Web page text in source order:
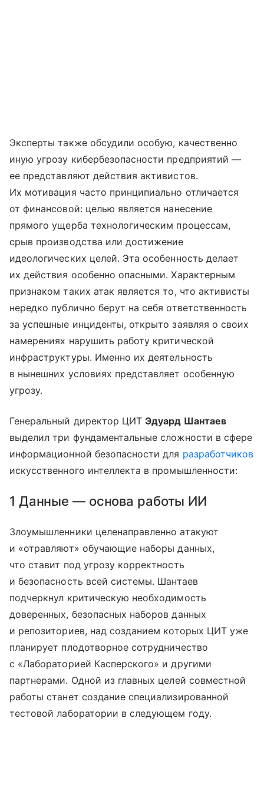
Эксперты также обсудили особую, качественно
иную угрозу кибербезопасности предприятий —
ее представляют действия активистов.
Их мотивация часто принципиально отличается
от финансовой: целью является нанесение
прямого ущерба технологическим процессам,
срыв производства или достижение
идеологических целей. Эта особенность делает
их действия особенно опасными. Характерным
признаком таких атак является то, что активисты
нередко публично берут на себя ответственность
за успешные инциденты, открыто заявляя о своих
намерениях нарушить работу критической
инфраструктуры. Именно их деятельность
в нынешних условиях представляет особенную
угрозу.
Генеральный директор ЦИТ Эдуард Шантаев
выделил три фундаментальные сложности в сфере
информационной безопасности для разработчиков
искусственного интеллекта в промышленности:
1 Данные — основа работы ИИ
Злоумышленники целенаправленно атакуют
и «отравляют» обучающие наборы данных,
что ставит под угрозу корректность
и безопасность всей системы. Шантаев
подчеркнул критическую необходимость
доверенных, безопасных наборов данных
и репозиториев, над созданием которых ЦИТ уже
планирует плодотворное сотрудничество
с «Лабораторией Касперского» и другими
партнерами. Одной из главных целей совместной
работы станет создание специализированной
тестовой лаборатории в следующем году.